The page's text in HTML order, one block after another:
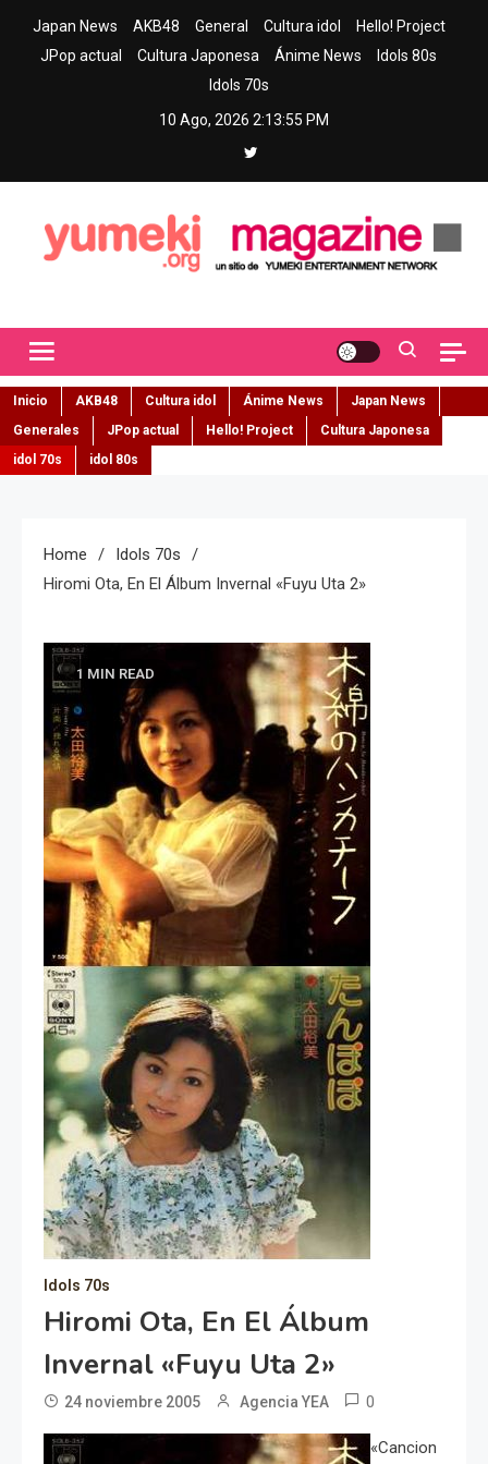
Japan News AKB48 General Cultura idol
Hello! Project
JPop actual
Cultura Japonesa Ánime News
Idols 80s
Idols 70s
10 Ago, 2026 2:13:56 PM
Inicio AKB48 Cultura idol Ánime News
Japan News
Generales
JPop actual Hello! Project
Cultura Japonesa
idol 70s
idol 80s
Home
Idols 70s
Hiromi Ota, En El Álbum Invernal «Fuyu Uta 2»
1 MIN READ
Idols 70s
Hiromi Ota, En El Álbum
Invernal «Fuyu Uta 2»
24 noviembre 2005 Agencia YEA 0
«Cancion